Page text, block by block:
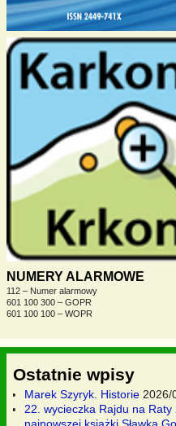
NUMERY ALARMOWE
112 – Numer alarmowy
601 100 300 – GOPR
601 100 100 – WOPR
Ostatnie wpisy
Marek Szyryk. Historie 2026/
22. wycieczka Rajdu na